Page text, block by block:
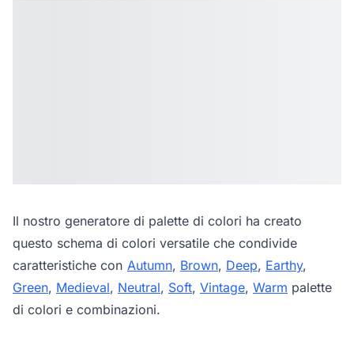
Il nostro generatore di palette di colori ha creato
questo schema di colori versatile che condivide
caratteristiche con Autumn, Brown, Deep, Earthy,
Green, Medieval, Neutral, Soft, Vintage, Warm palette
di colori e combinazioni.